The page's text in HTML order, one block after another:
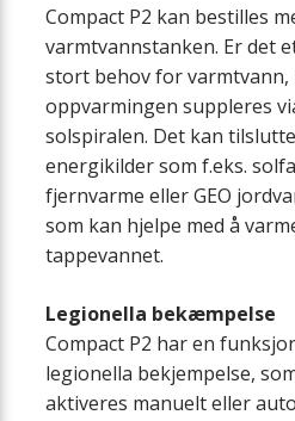
Compact P2 kan bestilles
varmtvannstanken. Er det
stort behov for varmtvann,
oppvarmingen suppleres
solspiralen. Det kan
energikilder som f.eks.
fjernvarme eller GEO
som kan hjelpe med å
tappevannet.
Legionella bekæmpelse
Compact P2 har en
legionella bekjempelse,
aktiveres manuelt eller